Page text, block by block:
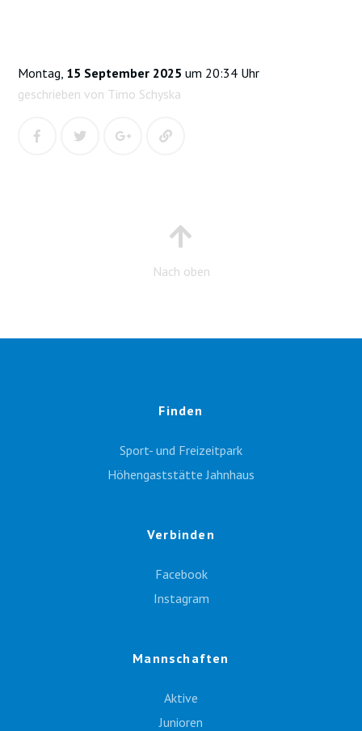
Montag, 15 September 2025 um 20:34 Uhr
geschrieben von Timo Schyska
Nach oben
Finden
Sport- und Freizeitpark
Höhengaststätte Jahnhaus
Verbinden
Facebook
Instagram
Mannschaften
Aktive
Junioren